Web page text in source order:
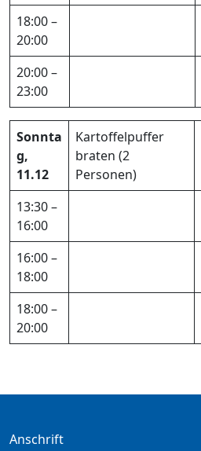
18:00 –
20:00
20:00 –
23:00
Sonnta
g,
11.12
Kartoffelpuffer
braten (2
Personen)
13:30 –
16:00
16:00 –
18:00
18:00 –
20:00
Anschrift